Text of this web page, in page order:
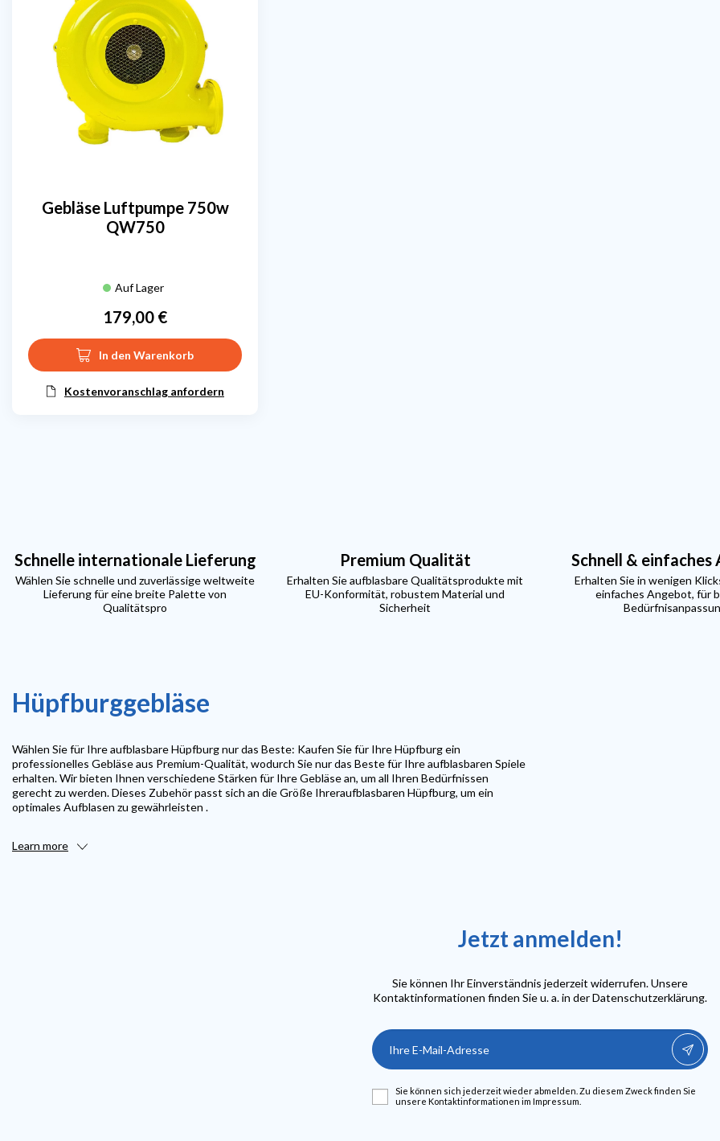
Gebläse Luftpumpe 750w
QW750
Auf Lager
Preis
179,00 €
In den Warenkorb
Kostenvoranschlag anfordern
Jetzt anmelden!
Sie können Ihr Einverständnis jederzeit widerrufen. Unsere
Kontaktinformationen finden Sie u. a. in der Datenschutzerklärung.
Sie können sich jederzeit wieder abmelden. Zu diesem Zweck finden Sie
unsere Kontaktinformationen im Impressum.
Schnelle internationale Lieferung
Wählen Sie schnelle und zuverlässige weltweite
Lieferung für eine breite Palette von
Qualitätspro
Premium Qualität
Erhalten Sie aufblasbare Qualitätsprodukte mit
EU-Konformität, robustem Material und
Sicherheit
Schnell & einfaches
Erhalten Sie in wenigen
einfaches Angebot, für
Hüpfburggebläse
Wählen Sie für Ihre aufblasbare Hüpfburg nur das Beste: Kaufen Sie für Ihre Hüpfburg ein
professionelles Gebläse aus Premium-Qualität, wodurch Sie nur das Beste für Ihre aufblasbaren Spiele
erhalten. Wir bieten Ihnen verschiedene Stärken für Ihre Gebläse an, um all Ihren Bedürfnissen
gerecht zu werden. Dieses Zubehör passt sich an die Größe Ihreraufblasbaren Hüpfburg, um ein
optimales Aufblasen zu gewährleisten .
Learn more